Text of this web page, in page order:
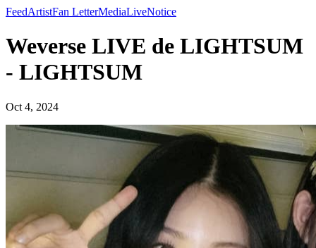
FeedArtistFan LetterMediaLiveNotice
Weverse LIVE de LIGHTSUM
- LIGHTSUM
Oct 4, 2024